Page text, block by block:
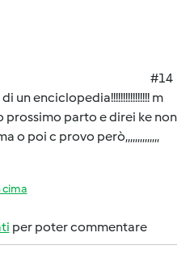
#14
un enciclopedia!!!!!!!!!!!!!!!! m
parto e direi ke non
o poi c provo però,,,,,,,,,,,,,,
cima
per poter commentare